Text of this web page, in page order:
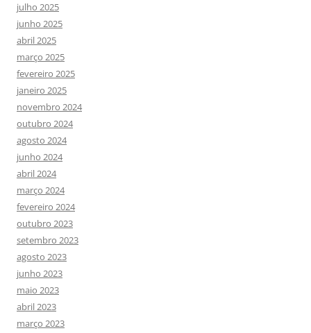
julho 2025
junho 2025
abril 2025
março 2025
fevereiro 2025
janeiro 2025
novembro 2024
outubro 2024
agosto 2024
junho 2024
abril 2024
março 2024
fevereiro 2024
outubro 2023
setembro 2023
agosto 2023
junho 2023
maio 2023
abril 2023
março 2023